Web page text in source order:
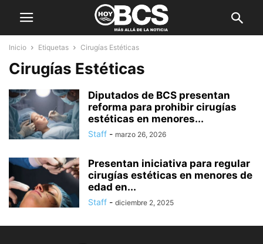
Inicio Etiquetas Cirugías Estéticas
Cirugías Estéticas
Diputados de BCS presentan
reforma para prohibir cirugías
estéticas en menores...
Staff - marzo 26, 2026
Presentan iniciativa para regular
cirugías estéticas en menores de
edad en...
Staff - diciembre 2, 2025